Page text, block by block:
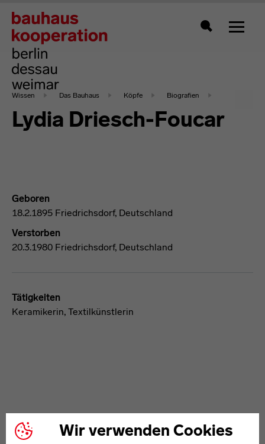
Wir verwenden Cookies
Zeigt
Wissen Das Bauhaus Köpfe Biografien
Lydia Driesch-Foucar
Geboren
18.2.1895 Friedrichsdorf, Deutschland
Verstorben
20.3.1980 Friedrichsdorf, Deutschland
Tätigkeiten
Keramikerin, Textilkünstlerin